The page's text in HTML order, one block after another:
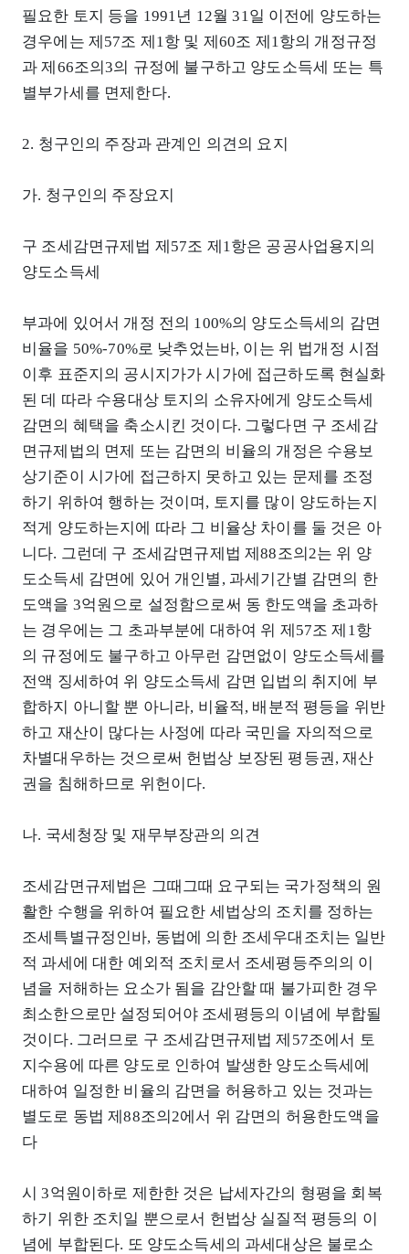
필요한 토지 등을 1991년 12월 31일 이전에 양도하는
경우에는 제57조 제1항 및 제60조 제1항의 개정규정
과 제66조의3의 규정에 불구하고 양도소득세 또는 특
별부가세를 면제한다.
2. 청구인의 주장과 관계인 의견의 요지
가. 청구인의 주장요지
구 조세감면규제법 제57조 제1항은 공공사업용지의
양도소득세
부과에 있어서 개정 전의 100%의 양도소득세의 감면
비율을 50%-70%로 낮추었는바, 이는 위 법개정 시점
이후 표준지의 공시지가가 시가에 접근하도록 현실화
된 데 따라 수용대상 토지의 소유자에게 양도소득세
감면의 혜택을 축소시킨 것이다. 그렇다면 구 조세감
면규제법의 면제 또는 감면의 비율의 개정은 수용보
상기준이 시가에 접근하지 못하고 있는 문제를 조정
하기 위하여 행하는 것이며, 토지를 많이 양도하는지
적게 양도하는지에 따라 그 비율상 차이를 둘 것은 아
니다. 그런데 구 조세감면규제법 제88조의2는 위 양
도소득세 감면에 있어 개인별, 과세기간별 감면의 한
도액을 3억원으로 설정함으로써 동 한도액을 초과하
는 경우에는 그 초과부분에 대하여 위 제57조 제1항
의 규정에도 불구하고 아무런 감면없이 양도소득세를
전액 징세하여 위 양도소득세 감면 입법의 취지에 부
합하지 아니할 뿐 아니라, 비율적, 배분적 평등을 위반
하고 재산이 많다는 사정에 따라 국민을 자의적으로
차별대우하는 것으로써 헌법상 보장된 평등권, 재산
권을 침해하므로 위헌이다.
나. 국세청장 및 재무부장관의 의견
조세감면규제법은 그때그때 요구되는 국가정책의 원
활한 수행을 위하여 필요한 세법상의 조치를 정하는
조세특별규정인바, 동법에 의한 조세우대조치는 일반
적 과세에 대한 예외적 조치로서 조세평등주의의 이
념을 저해하는 요소가 됨을 감안할 때 불가피한 경우
최소한으로만 설정되어야 조세평등의 이념에 부합될
것이다. 그러므로 구 조세감면규제법 제57조에서 토
지수용에 따른 양도로 인하여 발생한 양도소득세에
대하여 일정한 비율의 감면을 허용하고 있는 것과는
별도로 동법 제88조의2에서 위 감면의 허용한도액을
다
시 3억원이하로 제한한 것은 납세자간의 형평을 회복
하기 위한 조치일 뿐으로서 헌법상 실질적 평등의 이
념에 부합된다. 또 양도소득세의 과세대상은 불로소